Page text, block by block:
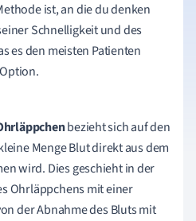
ist, an die du denken
Schnelligkeit und des
es den meisten Patienten
bezieht sich auf den
Menge Blut direkt aus dem
wird. Dies geschieht in der
Ohrläppchens mit einer
der Abnahme des Bluts mit